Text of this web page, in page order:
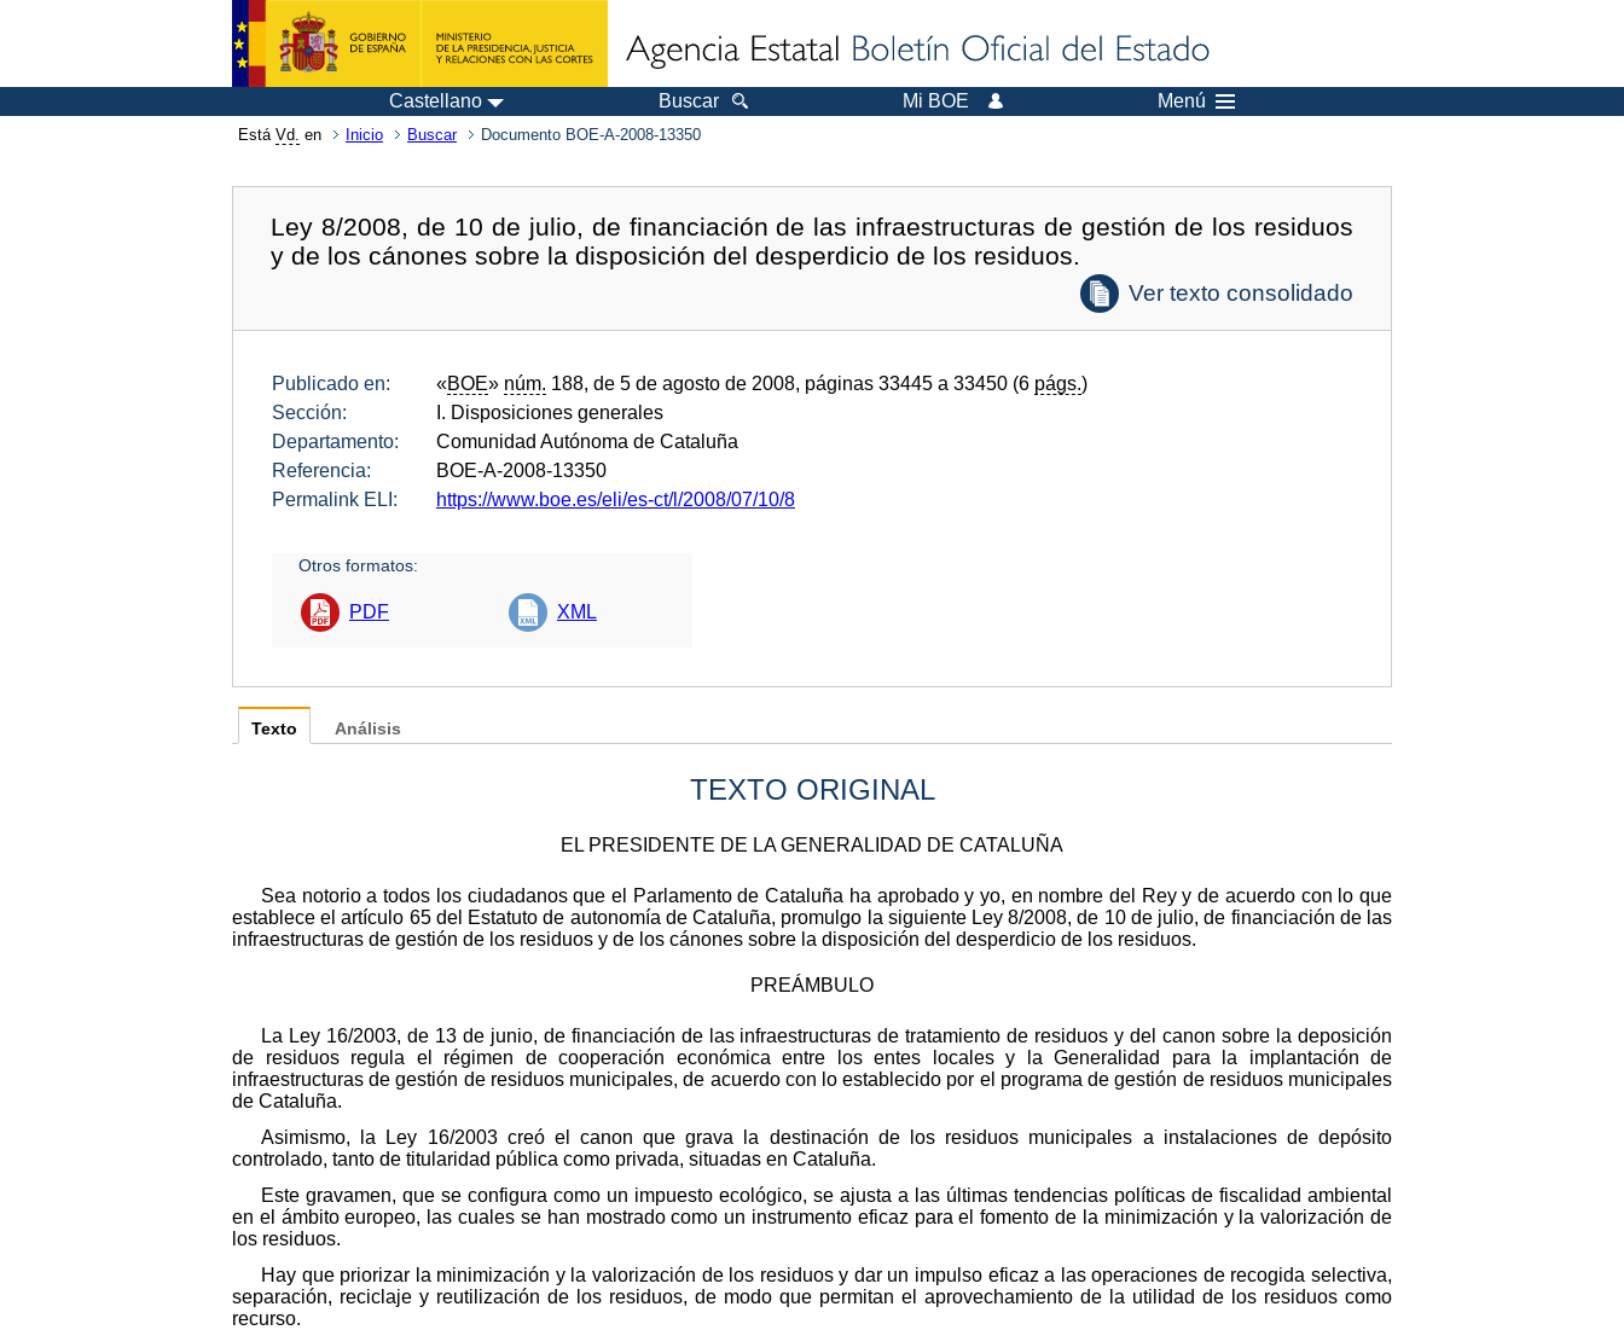
Castellano Buscar Mi BOE Menú
Está Vd. en Inicio Buscar Documento BOE-A-2008-13350
Ley 8/2008, de 10 de julio, de financiación de las infraestructuras de gestión de los residuos
y de los cánones sobre la disposición del desperdicio de los residuos.
Ver texto consolidado
Publicado en: «BOE» núm. 188, de 5 de agosto de 2008, páginas 33445 a 33450 (6 págs.)
Sección:
I. Disposiciones generales
Departamento:
Comunidad Autónoma de Cataluña
Referencia:
BOE-A-2008-13350
Permalink ELI:
https://www.boe.es/eli/es-ct/l/2008/07/10/8
Otros formatos:
PDF XML
Texto
TEXTO ORIGINAL
EL PRESIDENTE DE LA GENERALIDAD DE CATALUÑA
Sea notorio a todos los ciudadanos que el Parlamento de Cataluña ha aprobado y yo, en nombre del Rey y de acuerdo con lo que
establece el artículo 65 del Estatuto de autonomía de Cataluña, promulgo la siguiente Ley 8/2008, de 10 de julio, de financiación de las
infraestructuras de gestión de los residuos y de los cánones sobre la disposición del desperdicio de los residuos.
PREÁMBULO
La Ley 16/2003, de 13 de junio, de financiación de las infraestructuras de tratamiento de residuos y del canon sobre la deposición
de residuos regula el régimen de cooperación económica entre los entes locales y la Generalidad para la implantación de
infraestructuras de gestión de residuos municipales, de acuerdo con lo establecido por el programa de gestión de residuos municipales
de Cataluña.
Asimismo, la Ley 16/2003 creó el canon que grava la destinación de los residuos municipales a instalaciones de depósito
controlado, tanto de titularidad pública como privada, situadas en Cataluña.
Este gravamen, que se configura como un impuesto ecológico, se ajusta a las últimas tendencias políticas de fiscalidad ambiental
en el ámbito europeo, las cuales se han mostrado como un instrumento eficaz para el fomento de la minimización y la valorización de
los residuos.
Hay que priorizar la minimización y la valorización de los residuos y dar un impulso eficaz a las operaciones de recogida selectiva,
separación, reciclaje y reutilización de los residuos, de modo que permitan el aprovechamiento de la utilidad de los residuos como
recurso.
Análisis